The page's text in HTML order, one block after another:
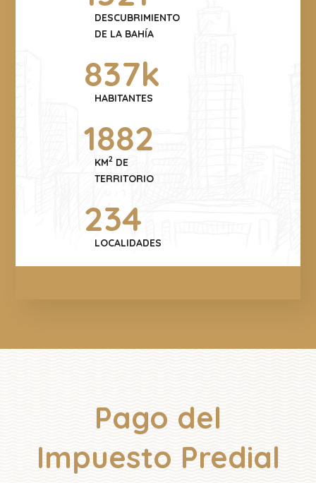
DESCUBRIMIENTO
DE LA BAHÍA
837k
HABITANTES
1882
KM2 DE
TERRITORIO
234
LOCALIDADES
Pago del
Impuesto Predial